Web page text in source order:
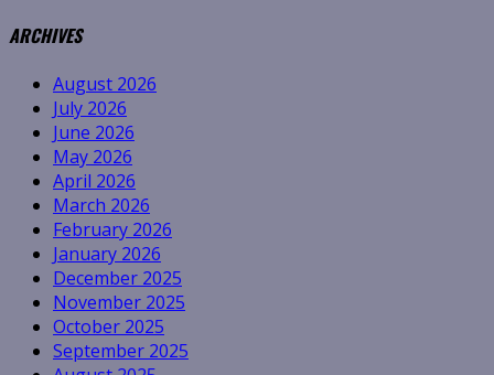
ARCHIVES
August 2026
July 2026
June 2026
May 2026
April 2026
March 2026
February 2026
January 2026
December 2025
November 2025
October 2025
September 2025